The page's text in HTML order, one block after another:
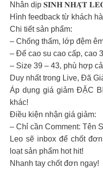
Nhân dịp 𝐒𝐈𝐍𝐇 𝐍𝐇𝐀̣̂𝐓
Hình feedback từ khách
Chi tiết sản phẩm:
– Chống thấm, lớp đệm
– Đế cao su cao cấp, cao
– Size 39 – 43, phù hợp
Duy nhất trong Live, Đã
Áp dụng giá giảm ĐẶC
khác!
Điều kiện nhận giá giảm:
– Chỉ cần Comment: Tên
Leo sẽ inbox để chốt
loạt sản phẩm hot hit!
Nhanh tay chốt đơn ngay!